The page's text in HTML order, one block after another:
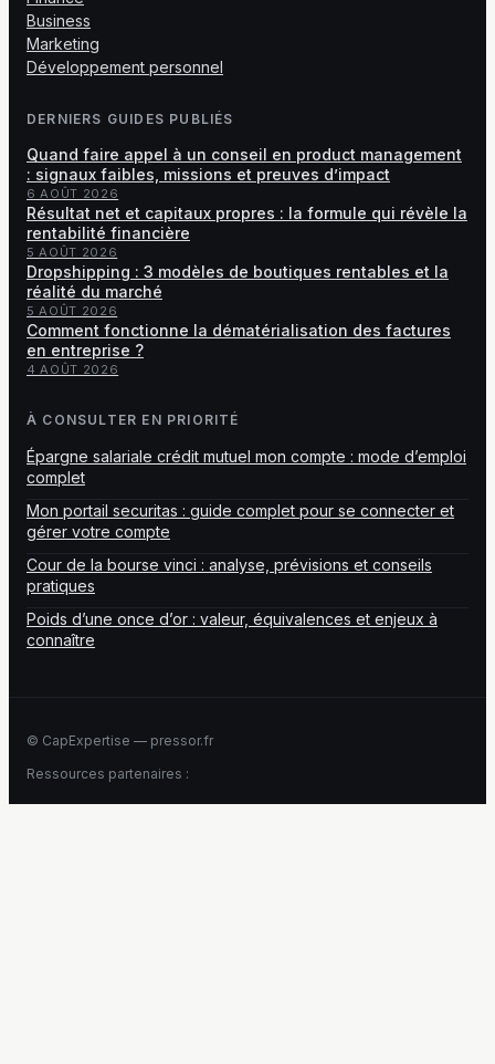
Business
Marketing
Développement personnel
DERNIERS GUIDES PUBLIÉS
Quand faire appel à un conseil en product management
: signaux faibles, missions et preuves d’impact
6 AOÛT 2026
Résultat net et capitaux propres : la formule qui révèle la
rentabilité financière
5 AOÛT 2026
Dropshipping : 3 modèles de boutiques rentables et la
réalité du marché
5 AOÛT 2026
Comment fonctionne la dématérialisation des factures
en entreprise ?
4 AOÛT 2026
À CONSULTER EN PRIORITÉ
Épargne salariale crédit mutuel mon compte : mode d’emploi
complet
Mon portail securitas : guide complet pour se connecter et
gérer votre compte
Cour de la bourse vinci : analyse, prévisions et conseils
pratiques
Poids d’une once d’or : valeur, équivalences et enjeux à
connaître
© CapExpertise — pressor.fr
Ressources partenaires :